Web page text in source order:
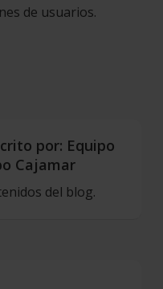
de usuarios.
por: Equipo
Cajamar
del blog.